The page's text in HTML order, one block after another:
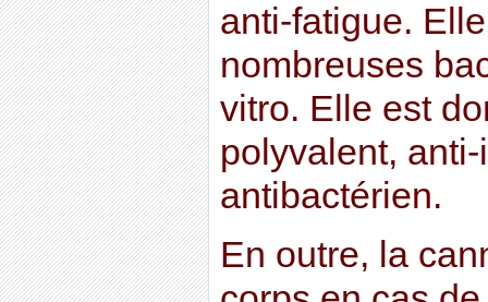
anti-fatigue.
nombreuses
vitro. Elle est
polyvalent,
antibactérien.
En outre, la